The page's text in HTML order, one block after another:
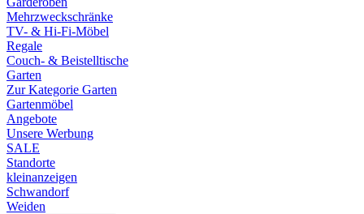
Mehrzweckschränke
TV- & Hi-Fi-Möbel
Regale
Couch- & Beistelltische
Garten
Zur Kategorie Garten
Gartenmöbel
Angebote
Unsere Werbung
SALE
Standorte
kleinanzeigen
Schwandorf
Weiden